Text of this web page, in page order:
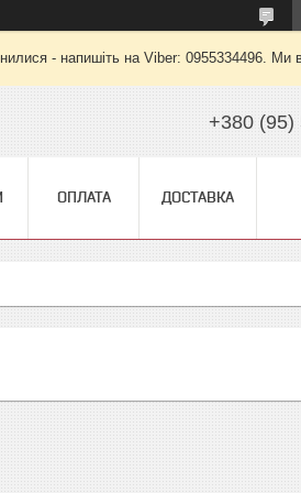
- напишіть на Viber: 0955334496. Ми
+380 (95)
ОПЛАТА ДОСТАВКА